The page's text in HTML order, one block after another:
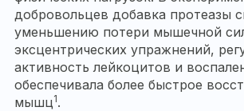
добровольцев добавка протеазы
уменьшению потери мышечной
эксцентрических упражнений,
активность лейкоцитов и
обеспечивала более быстрое
мышц1.